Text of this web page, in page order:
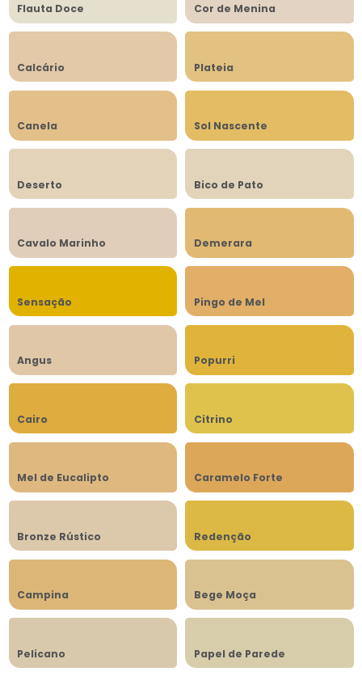
Flauta Doce Cor de Menina
Calcário Plateia
Canela Sol Nascente
Deserto Bico de Pato
Cavalo Marinho Demerara
Sensação Pingo de Mel
Angus Popurri
Cairo Citrino
Mel de Eucalipto Caramelo Forte
Bronze Rústico Redenção
Campina Bege Moça
Pelicano Papel de Parede